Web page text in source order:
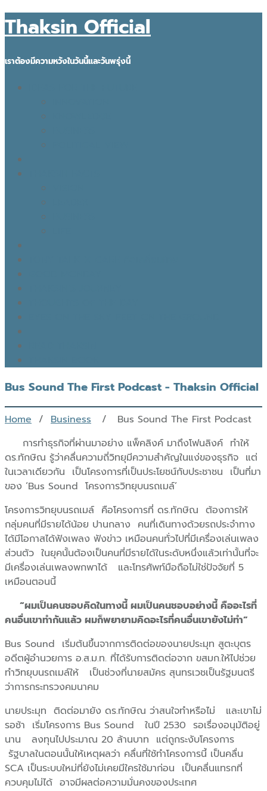
Thaksin Official
เราต้องมีความหวังในวันนี้และวันพรุ่งนี้
Bus Sound The First Podcast - Thaksin Official
Home / Business / Bus Sound The First Podcast
การทำธุรกิจที่ผ่านมาอย่าง แพ็คลิงค์ มาถึงโฟนลิงค์ ทำให้
ดร.ทักษิณ รู้ว่าคลื่นความถี่วิทยุมีความสำคัญในแง่ของธุรกิจ แต่
ในเวลาเดียวกัน เป็นโครงการที่เป็นประโยชน์กับประชาชน เป็นที่มา
ของ ‘Bus Sound โครงการวิทยุบนรถเมล์’
โครงการวิทยุบนรถเมล์ คือโครงการที่ ดร.ทักษิณ ต้องการให้
กลุ่มคนที่มีรายได้น้อย ปานกลาง คนที่เดินทางด้วยรถประจำทาง
ได้มีโอกาสได้ฟังเพลง ฟังข่าว เหมือนคนทั่วไปที่มีเครื่องเล่นเพลง
ส่วนตัว ในยุคนั้นต้องเป็นคนที่มีรายได้ในระดับหนึ่งแล้วเท่านั้นที่จะ
มีเครื่องเล่นเพลงพกพาได้ และโทรศัพท์มือถือไม่ใช่ปัจจัยที่ 5
เหมือนตอนนี้
“ผมเป็นคนชอบคิดในทางนี้ ผมเป็นคนชอบอย่างนี้ คืออะไรที่
คนอื่นเขาทำกันแล้ว ผมก็พยายามคิดอะไรที่คนอื่นเขายังไม่ทำ”
Bus Sound เริ่มต้นขึ้นจากการติดต่อของนายประมุท สูตะบุตร
อดีตผู้อำนวยการ อ.ส.ม.ท. ที่ได้รับการติดต่อจาก ขสมก.ให้ไปช่วย
ทำวิทยุบนรถเมล์ให้ เป็นช่วงที่นายสมัคร สุนทรเวชเป็นรัฐมนตรี
ว่าการกระทรวงคมนาคม
นายประมุท ติดต่อมายัง ดร.ทักษิณ ว่าสนใจทำหรือไม่ และเขาไม่
รอช้า เริ่มโครงการ Bus Sound ในปี 2530 รอเรื่องอนุมัติอยู่
นาน ลงทุนไปประมาณ 20 ล้านบาท แต่ถูกระงับโครงการ
รัฐบาลในตอนนั้นให้เหตุผลว่า คลื่นที่ใช้ทำโครงการนี้ เป็นคลื่น
SCA เป็นระบบใหม่ที่ยังไม่เคยมีใครใช้มาก่อน เป็นคลื่นแทรกที่
ควบคุมไม่ได้ อาจมีผลต่อความมั่นคงของประเทศ